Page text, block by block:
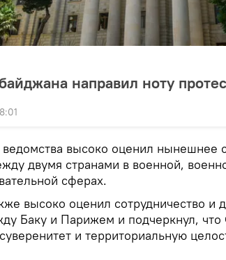
направил ноту
ведомства высоко оценил нынешнее
двумя странами в военной,
сферах.
высоко оценил сотрудничество и
Баку и Парижем и подчеркнул, что
и территориальную